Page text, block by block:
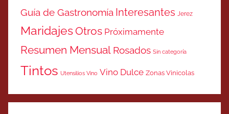
Guía de Gastronomía Interesantes Jerez
MaridajesOtros Próximamente
Resumen Mensual Rosados Sin categoría
Tintos Utensilios Vino Vino Dulce Zonas Vinicolas